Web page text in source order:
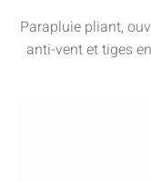
Parapluie pliant,
anti-vent et tiges